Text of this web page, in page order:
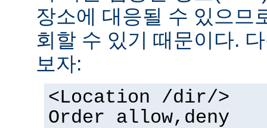
장소에 대응될 수 있으므
회할 수 있기 때문이다.
보자:
<Location /dir/>
Order allow,deny